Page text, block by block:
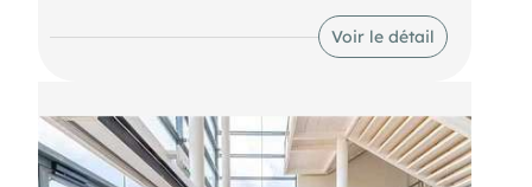
Bus Le Prieuré - Parc d'Entreprises (BUS-47, BUS-
32) RER Val d'Europe (A) RER Chessy - Marne la
Vallée Eurostar Chessy - Marne la Vallée Thalys
Chessy - Marne la Vallée Aéroport Paris - CDG
Voir le détail